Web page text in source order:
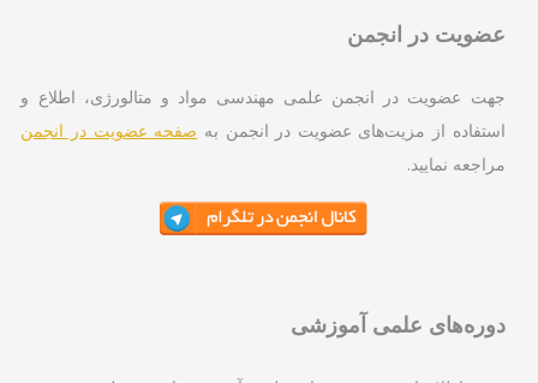
در انجمن
عضویت در انجمن علمی مهندسی مواد و متالورژی، اطلاع و
از مزیت‌های عضویت در انجمن بهصفحه عضویت در انجمن
نمایید.
علمی آموزشی